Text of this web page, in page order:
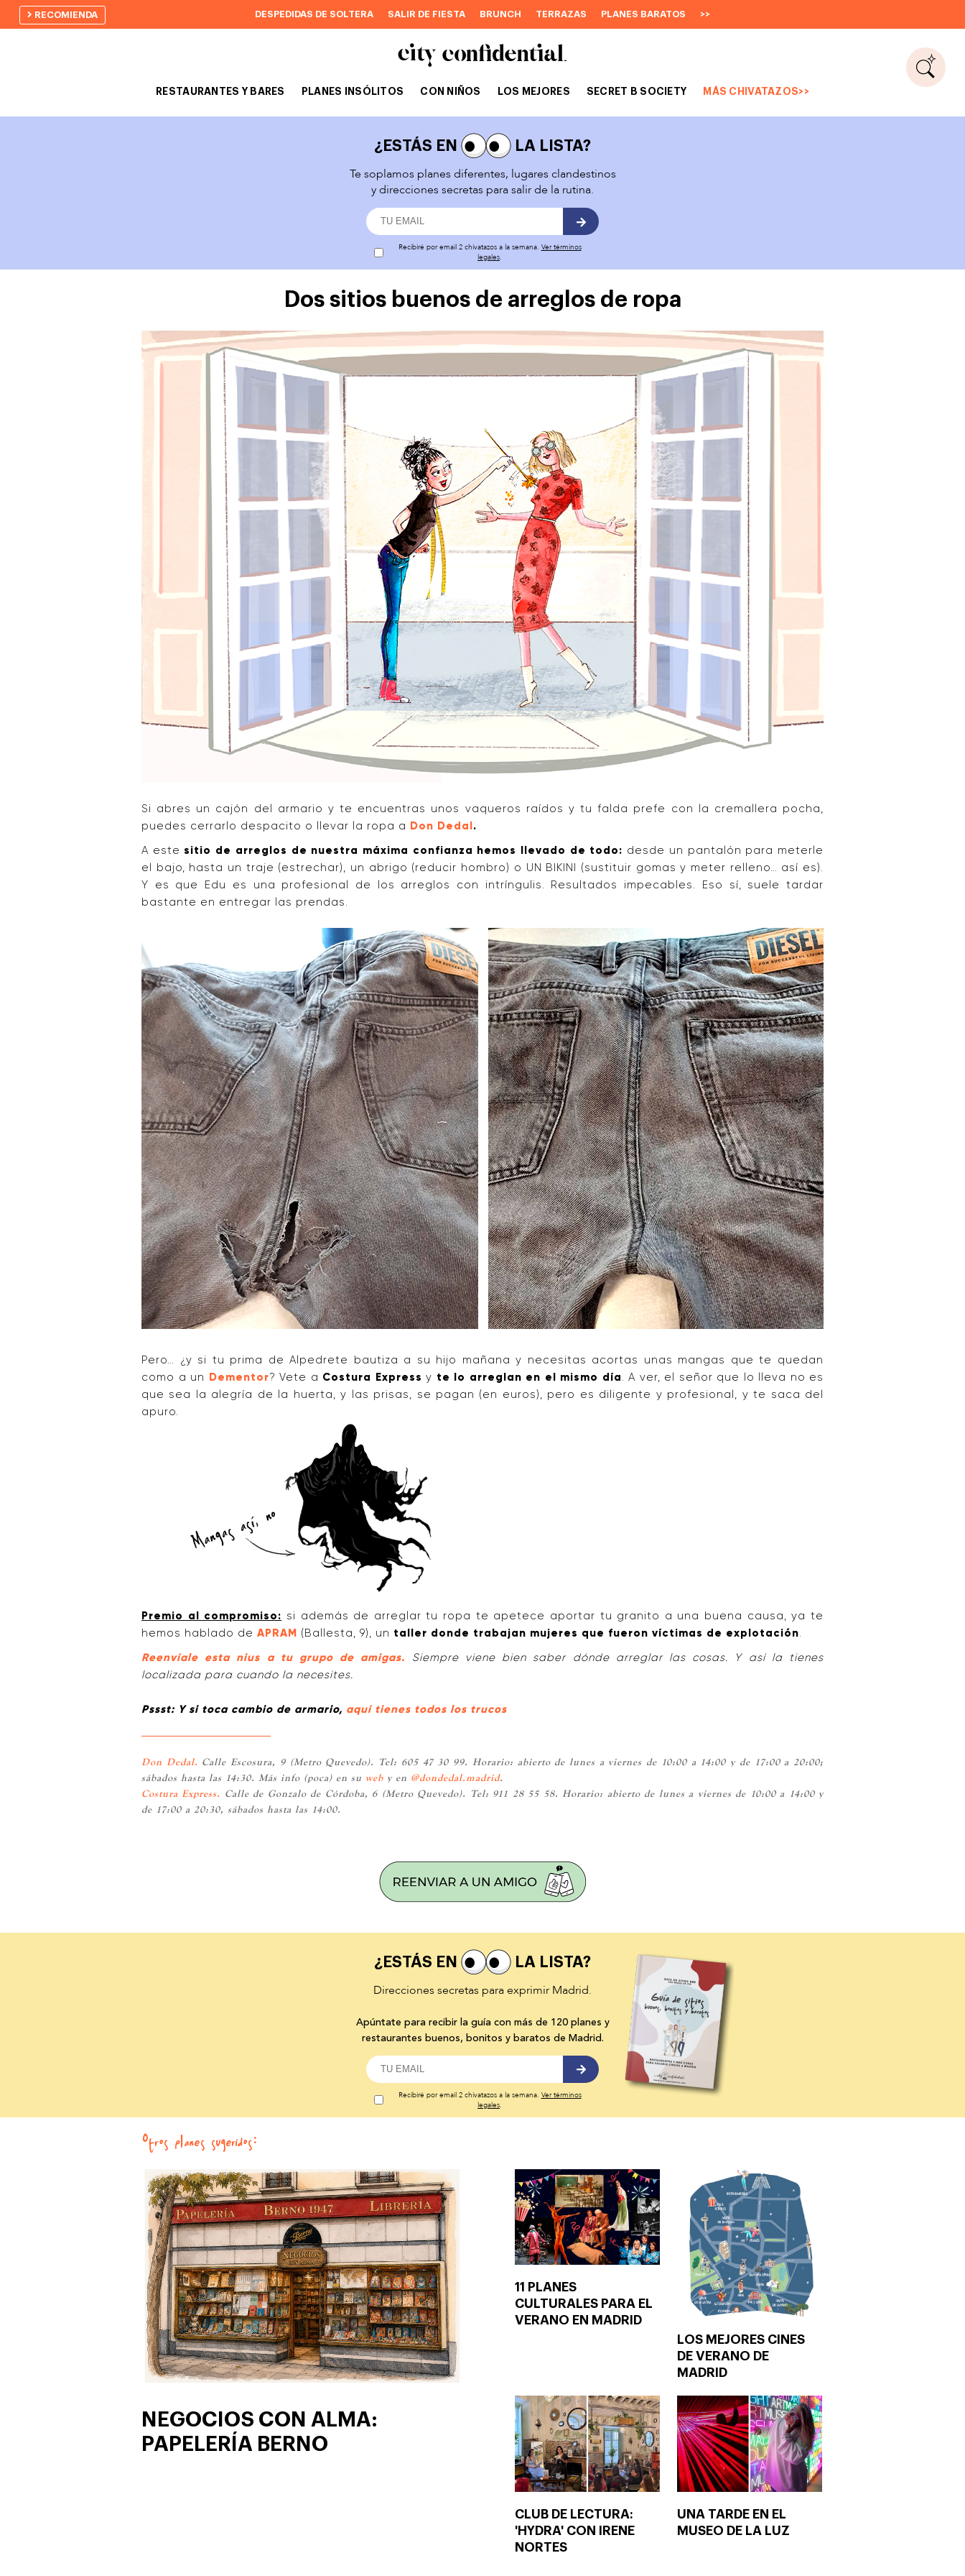
RECOMIENDA DESPEDIDAS DE SOLTERA SALIR DE FIESTA BRUNCH TERRAZAS PLANES BARATOS >>
RESTAURANTES Y BARES PLANES INSÓLITOS CON NIÑOS LOS MEJORES SECRET B SOCIETY MÁS CHIVATAZOS>>
¿ESTÁS EN
LA LISTA?
Te soplamos planes diferentes, lugares clandestinos
y direcciones secretas para salir de la rutina.
Recibiré por email 2 chivatazos a la semana. Ver términos
legales.
Dos sitios buenos de arreglos de ropa
Si abres un cajón del armario y te encuentras unos vaqueros raídos y tu falda prefe con la cremallera pocha,
puedes cerrarlo despacito o llevar la ropa a Don Dedal.
A este sitio de arreglos de nuestra máxima confianza hemos llevado de todo: desde un pantalón para meterle
el bajo, hasta un traje (estrechar), un abrigo (reducir hombro) o UN BIKINI (sustituir gomas y meter relleno… así es).
Y es que Edu es una profesional de los arreglos con intríngulis. Resultados impecables. Eso sí, suele tardar
bastante en entregar las prendas.
Pero… ¿y si tu prima de Alpedrete bautiza a su hijo mañana y necesitas acortas unas mangas que te quedan
como a un Dementor? Vete a Costura Express y te lo arreglan en el mismo día. A ver, el señor que lo lleva no es
que sea la alegría de la huerta, y las prisas, se pagan (en euros), pero es diligente y profesional, y te saca del
apuro.
Premio al compromiso: si además de arreglar tu ropa te apetece aportar tu granito a una buena causa, ya te
hemos hablado de APRAM (Ballesta, 9), un taller donde trabajan mujeres que fueron víctimas de explotación.
Reenvíale esta nius a tu grupo de amigas. Siempre viene bien saber dónde arreglar las cosas. Y así la tienes
localizada para cuando la necesites.
Pssst: Y si toca cambio de armario, aquí tienes todos los trucos
Don Dedal. Calle Escosura, 9 (Metro Quevedo). Tel: 605 47 30 99. Horario: abierto de lunes a viernes de 10:00 a 14:00 y de 17:00 a 20:00;
sábados hasta las 14:30. Más info (poca) en su web y en @dondedal.madrid.
Costura Express. Calle de Gonzalo de Córdoba, 6 (Metro Quevedo). Tel: 911 28 55 58. Horario: abierto de lunes a viernes de 10:00 a 14:00 y
de 17:00 a 20:30, sábados hasta las 14:00.
¿ESTÁS EN
LA LISTA?
Direcciones secretas para exprimir Madrid.
Apúntate para recibir la guía con más de 120 planes y
restaurantes buenos, bonitos y baratos de Madrid.
Recibiré por email 2 chivatazos a la semana. Ver términos
legales.
Otros planes sugeridos:
NEGOCIOS CON ALMA:
PAPELERÍA BERNO
11 PLANES
CULTURALES PARA EL
VERANO EN MADRID
LOS MEJORES CINES
DE VERANO DE
MADRID
CLUB DE LECTURA:
'HYDRA' CON IRENE
NORTES
UNA TARDE EN EL
MUSEO DE LA LUZ